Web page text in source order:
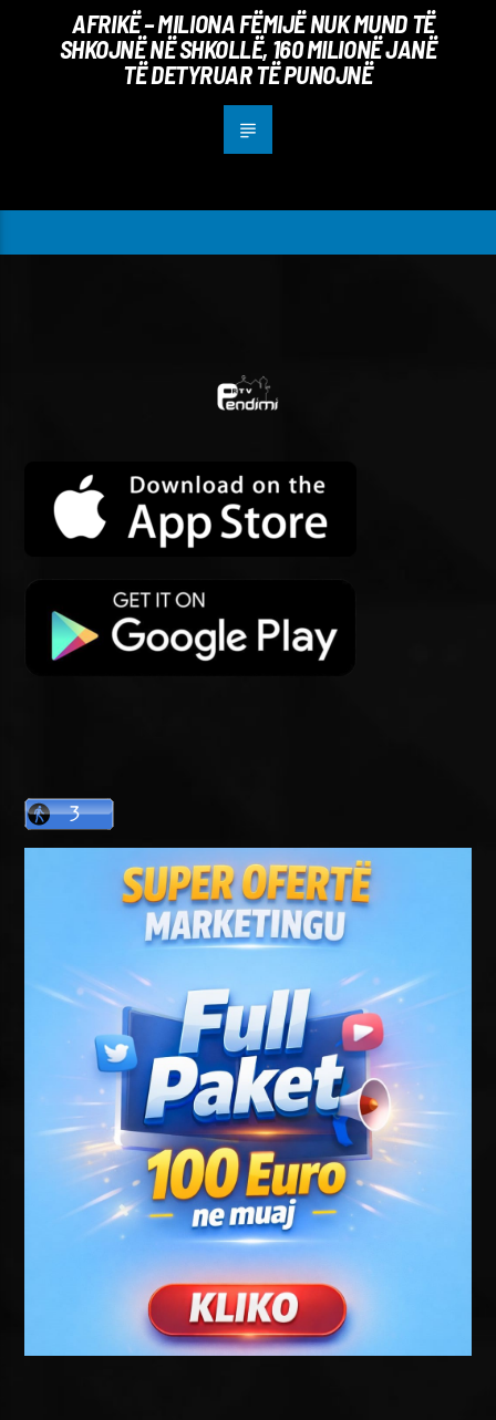
AFRIKË – MILIONA FËMIJË NUK MUND TË
SHKOJNË NË SHKOLLË, 160 MILIONË JANË
TË DETYRUAR TË PUNOJNË